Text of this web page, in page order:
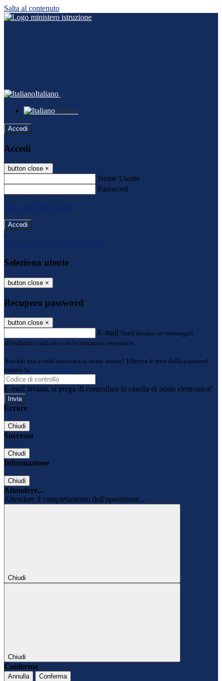
Salta al contenuto
Italiano
Italiano
Accedi
Accedi
button close ×
Nome Utente
Password
Password dimenticata?
-
Entra con SPID
Entra con CIE
Seleziona utente
button close ×
Recupero password
button close ×
E-mail Verrà inviato un messaggio
all'indirizzo indicato con le istruzioni necessarie.
Non hai una e-mail associata al nome utente? Effettua il reset della password
tramite la
Login Spaggiari
E-mail inviata, si prega di controllare la casella di posta elettronica!
Errore
Chiudi
Successo
Chiudi
Informazione
Chiudi
Attendere...
Attendere il completamento dell'operazione...
Chiudi
Chiudi
Conferma
Annulla Conferma